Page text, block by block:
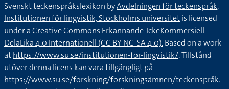
Svenskt teckenspråkslexikon byAvdelningen för teckenspråk,
Institutionen för lingvistik, Stockholms universitetis licensed
under aCreative Commons Erkännande-IckeKommersiell-
DelaLika 4.0 Internationell (CC BY-NC-SA 4.0).Based on a work
athttps://www.su.se/institutionen-for-lingvistik/. Tillstånd
utöver denna licens kan vara tillgängligt på
https://www.su.se/forskning/forskningsämnen/teckenspråk.